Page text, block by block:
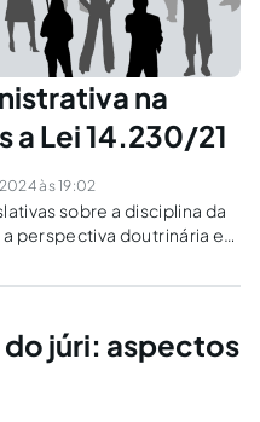
na
a Lei 14.230/21
às 19:02
sobre a disciplina da
perspectiva doutrinária e
do júri: aspectos